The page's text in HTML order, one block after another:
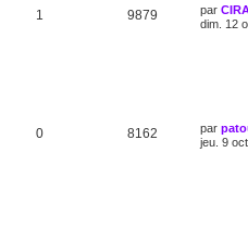
1 9879 par
dim. 12
0 8162 par
jeu. 9